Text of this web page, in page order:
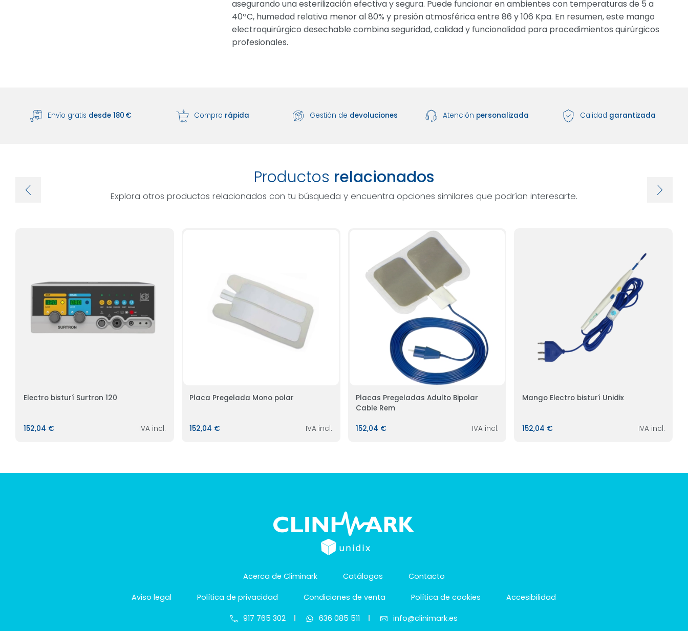
asegurando una esterilización efectiva y segura. Puede funcionar en ambientes con temperaturas de 5 a
40ºC, humedad relativa menor al 80% y presión atmosférica entre 86 y 106 Kpa. En resumen, este mango
electroquirúrgico desechable combina seguridad, calidad y funcionalidad para procedimientos quirúrgicos
profesionales.
Envío gratis desde 180 € Compra rápida Gestión de devoluciones Atención personalizada Calidad garantizada
Productos relacionados
Explora otros productos relacionados con tu búsqueda y encuentra opciones similares que podrían interesarte.
Electro bisturí Surtron 120
152,04 € IVA incl.
Placa Pregelada Mono polar
152,04 € IVA incl.
Placas Pregeladas Adulto Bipolar
Cable Rem
152,04 € IVA incl.
Mango Electro bisturí Unidix
152,04 € IVA incl.
Acerca de Climinark Catálogos Contacto
Aviso legal Política de privacidad Condiciones de venta Política de cookies Accesibilidad
917 765 302 636 085 511 info@clinimark.es